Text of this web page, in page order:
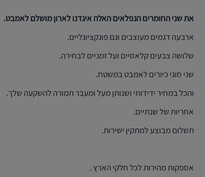
את שני החומרים הנפלאים האלה איגדנו לארון מושלם לאמבט.
ארבעה דגמים מעוצבים וגם פונקציונליים.
שלושה צבעים קלאסיים ועל זמניים לבחירה.
שני סוגי כיורים לאמבט במשטח.
והכל במחיר ידידותי ושנותן מעל ומעבר תמורה להשקעה שלך.
אחריות של שנתיים.
תשלום מבוצע למתקין ישירות.
אספקות מהירות לכל חלקי הארץ .